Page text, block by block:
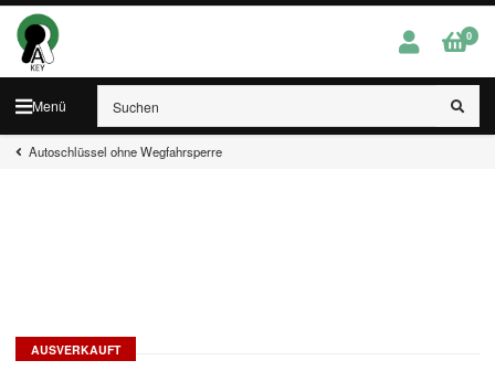
Menü
0
Autoschlüssel ohne Wegfahrsperre
AUSVERKAUFT